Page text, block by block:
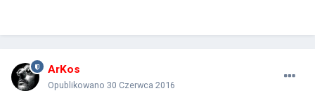
ArKos
Opublikowano 30 Czerwca 2016